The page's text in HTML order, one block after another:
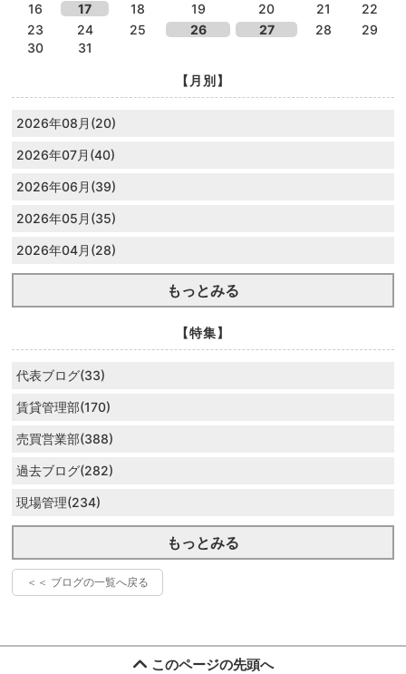
16
17 18 19 20 21
22
23
24 25 26 27 28
29
30
31
【月別】
2026年08月(20)
2026年07月(40)
2026年06月(39)
2026年05月(35)
2026年04月(28)
もっとみる
【特集】
代表ブログ(33)
賃貸管理部(170)
売買営業部(388)
過去ブログ(282)
現場管理(234)
もっとみる
＜＜ ブログの一覧へ戻る
このページの先頭へ